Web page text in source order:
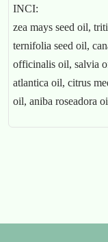
INCI:
zea mays seed oil,
ternifolia seed oil,
officinalis oil, salvia
atlantica oil, citrus
oil, aniba roseadora